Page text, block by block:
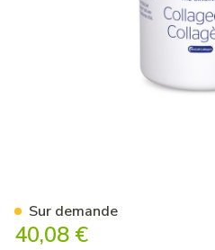
40,08 €
Sur demande